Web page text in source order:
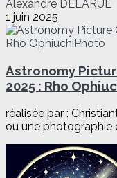
Alexandre DELARUE
1 juin 2025
Astronomy
2025 : Rho
réalisée par :
ou une photographie